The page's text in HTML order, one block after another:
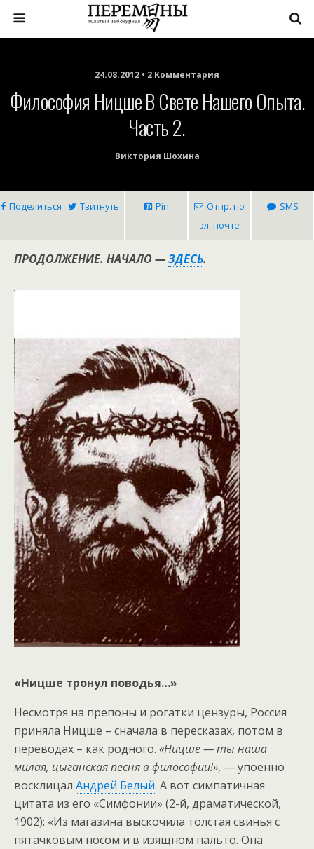
24.08.2012 • 2 Комментария
Философия Ницше В Свете Нашего Опыта.
Часть 2.
Виктория Шохина
Поделиться Твитнуть Pin
Отпр. по
эл. почте
SMS
ПРОДОЛЖЕНИЕ. НАЧАЛО —ЗДЕСЬ.
«Ницше тронул поводья…»
Несмотря на препоны и рогатки цензуры, Россия
приняла Ницше – сначала в пересказах, потом в
переводах – как родного. «Ницше — ты наша
милая, цыганская песня в философии!», — упоенно
восклицал Андрей Белый. А вот симпатичная
цитата из его «Симфонии» (2-й, драматической,
1902): «Из магазина выскочила толстая свинья с
пятачковым носом и в изящном пальто. Она